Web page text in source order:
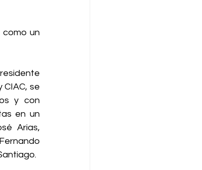
como un
CIAC, se
y con
en un
Arias,